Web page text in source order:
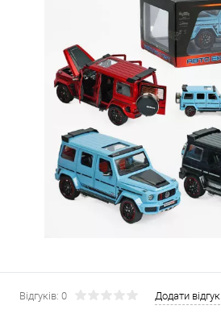
Відгуків: 0 Додати відгук